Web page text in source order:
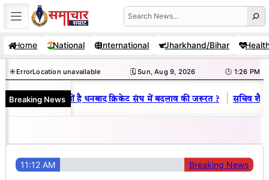
Skip
to
content
Search
Home National International Jharkhand/Bihar
☀️ErrorLocation unavailable 🗓️ Sun, Aug 9, 2026 🕒 1:26 PM
Breaking News
राज : जानें क्यों है धनबाद क्रिकेट संघ में बदलाव की जरूरत ? | सचिव
11:12 AM Breaking News